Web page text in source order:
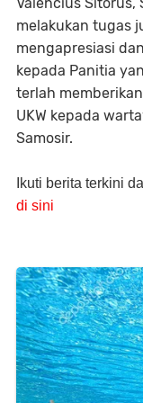
Valencius Sitorus,
melakukan tugas
mengapresiasi
kepada Panitia
terlah
UKW kepada
Samosir.
Ikuti berita terkini
di sini